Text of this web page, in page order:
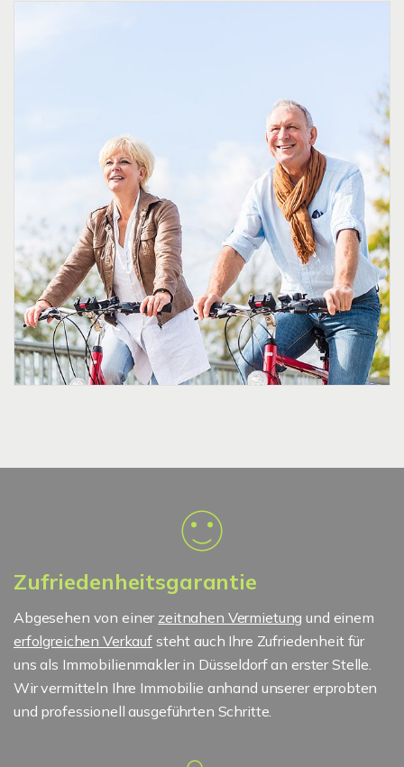
Zufriedenheitsgarantie
Abgesehen von einer zeitnahen Vermietung und einem
erfolgreichen Verkaufsteht auch Ihre Zufriedenheit für
uns als Immobilienmakler in Düsseldorf an erster Stelle.
Wir vermitteln Ihre Immobilie anhand unserer erprobten
und professionell ausgeführten Schritte.